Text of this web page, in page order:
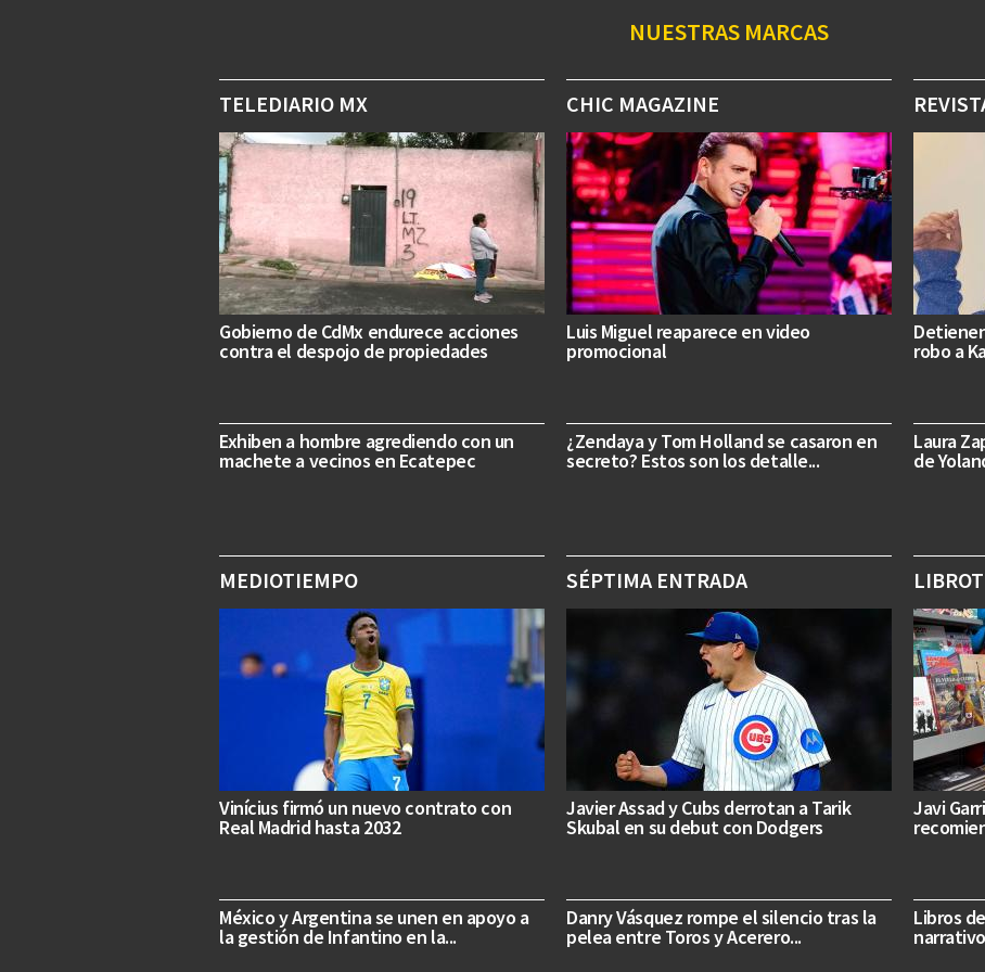
NUESTRAS MARCAS
TELEDIARIO MX
Gobierno de CdMx endurece acciones
contra el despojo de propiedades
Exhiben a hombre agrediendo con un
machete a vecinos en Ecatepec
CHIC MAGAZINE
Luis Miguel reaparece en video
promocional
¿Zendaya y Tom Holland se casaron en
secreto? Estos son los detalle...
robo a
Laura
de
MEDIOTIEMPO
Vinícius firmó un nuevo contrato con
Real Madrid hasta 2032
México y Argentina se unen en apoyo a
la gestión de Infantino en la...
SÉPTIMA ENTRADA
Javier Assad y Cubs derrotan a Tarik
Skubal en su debut con Dodgers
Danry Vásquez rompe el silencio tras la
pelea entre Toros y Acerero...
Javi
Libros